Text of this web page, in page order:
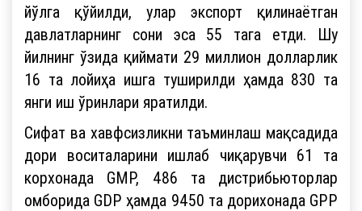
йўлга қўйилди, улар экспорт қилинаётган
давлатларнинг сони эса 55 тага етди. Шу
йилнинг ўзида қиймати 29 миллион долларлик
16 та лойиҳа ишга туширилди ҳамда 830 та
янги иш ўринлари яратилди.
Сифат ва хавфсизликни таъминлаш мақсадида
дори воситаларини ишлаб чиқарувчи 61 та
корхонада GMP, 486 та дистрибьюторлар
омборида GDP ҳамда 9450 та дорихонада GPP